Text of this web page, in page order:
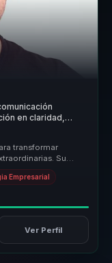
en claridad,
transformar
Su
Empresarial
Ver Perfil